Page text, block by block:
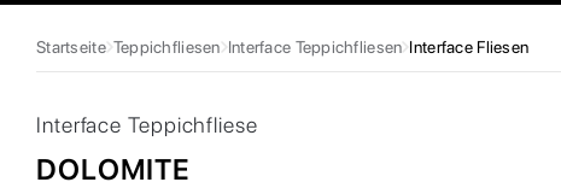
Startseite Teppichfliesen Interface Teppichfliesen Interface Fliesen
Interface Teppichfliese
DOLOMITE